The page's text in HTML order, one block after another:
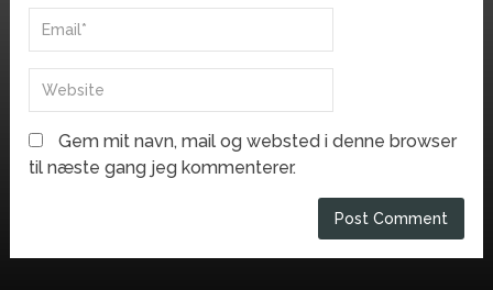
Gem mit navn, mail og websted i denne browser
til næste gang jeg kommenterer.